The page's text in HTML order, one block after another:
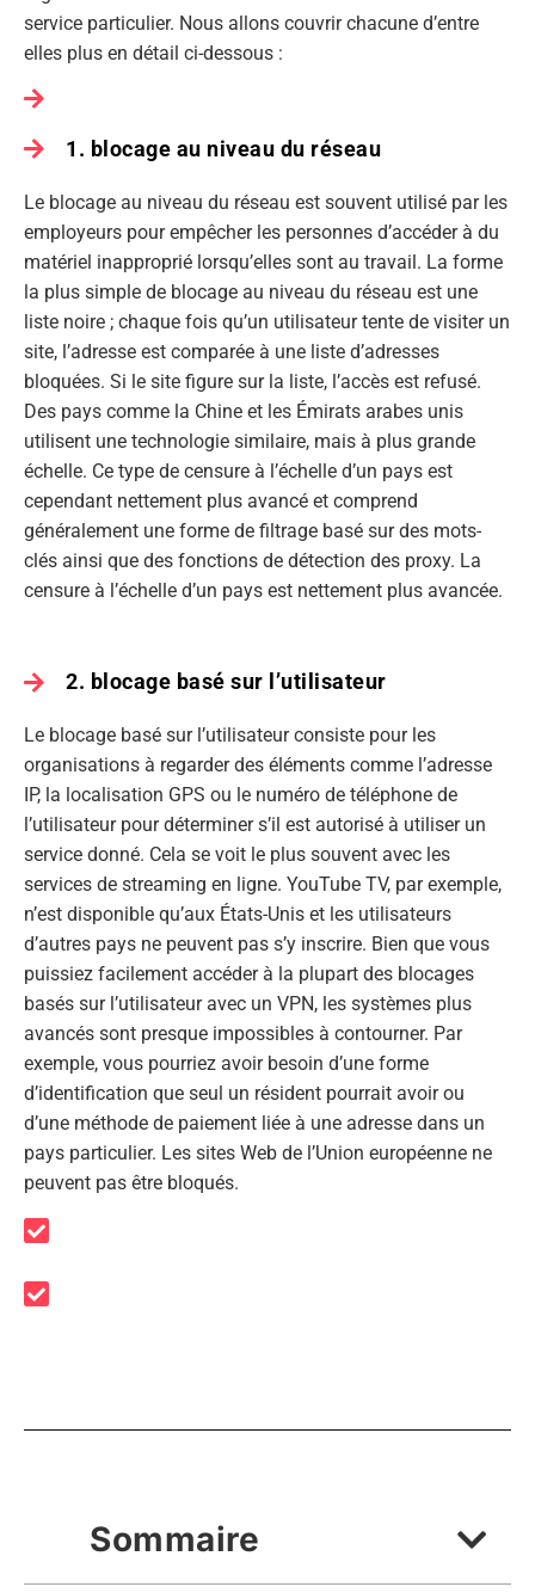
service particulier. Nous allons couvrir chacune d’entre
elles plus en détail ci-dessous :
1. blocage au niveau du réseau
Le blocage au niveau du réseau est souvent utilisé par les
employeurs pour empêcher les personnes d’accéder à du
matériel inapproprié lorsqu’elles sont au travail. La forme
la plus simple de blocage au niveau du réseau est une
liste noire ; chaque fois qu’un utilisateur tente de visiter un
site, l’adresse est comparée à une liste d’adresses
bloquées. Si le site figure sur la liste, l’accès est refusé.
Des pays comme la Chine et les Émirats arabes unis
utilisent une technologie similaire, mais à plus grande
échelle. Ce type de censure à l’échelle d’un pays est
cependant nettement plus avancé et comprend
généralement une forme de filtrage basé sur des mots-
clés ainsi que des fonctions de détection des proxy. La
censure à l’échelle d’un pays est nettement plus avancée.
2. blocage basé sur l’utilisateur
Le blocage basé sur l’utilisateur consiste pour les
organisations à regarder des éléments comme l’adresse
IP, la localisation GPS ou le numéro de téléphone de
l’utilisateur pour déterminer s’il est autorisé à utiliser un
service donné. Cela se voit le plus souvent avec les
services de streaming en ligne. YouTube TV, par exemple,
n’est disponible qu’aux États-Unis et les utilisateurs
d’autres pays ne peuvent pas s’y inscrire. Bien que vous
puissiez facilement accéder à la plupart des blocages
basés sur l’utilisateur avec un VPN, les systèmes plus
avancés sont presque impossibles à contourner. Par
exemple, vous pourriez avoir besoin d’une forme
d’identification que seul un résident pourrait avoir ou
d’une méthode de paiement liée à une adresse dans un
pays particulier. Les sites Web de l’Union européenne ne
peuvent pas être bloqués.
Sommaire